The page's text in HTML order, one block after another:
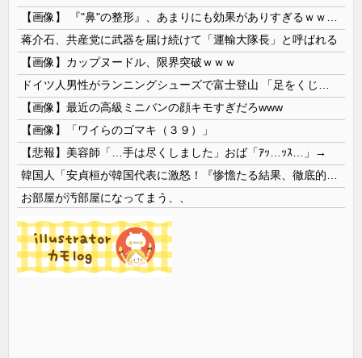
蒋介石、共産党に武器を届け続けて「運輸大隊長」と呼ばれる
【画像】カップヌードル、限界突破ｗｗｗ
【画像】最近の高級ミニバンの顔キモすぎだろwww
【画像】「ワイらのゴマキ（３９）」
【悲報】美容師「…手は尽くしました」おば「ｱｯ…ｯｽ…」→
お部屋が汚部屋になってまう、、